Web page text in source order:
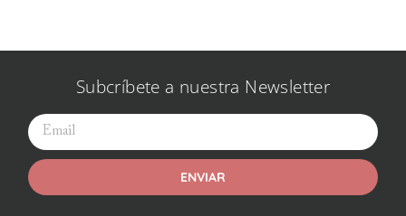
Subcríbete a nuestra Newsletter
ENVIAR